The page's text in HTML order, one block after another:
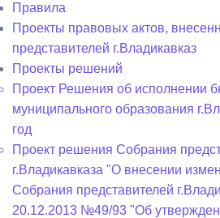
Правила
Проекты правовых актов,
представителей г.Владикавказ
Проекты решений
Проект Решения об исполнении
муниципального образования
год
Проект решения Собрания
г.Владикавказа "О внесении
Собрания представителей
20.12.2013 №49/93 "Об